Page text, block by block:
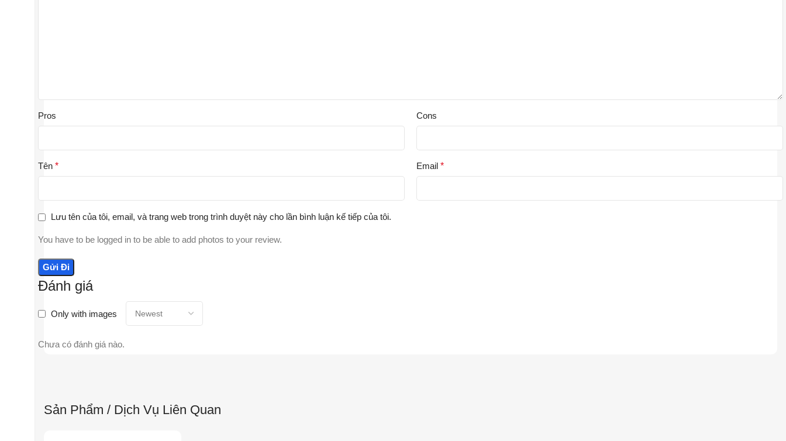
Đánh giá
Only with images
Chưa có đánh giá nào.
Pros Cons
Tên * Email *
Lưu tên của tôi, email, và trang web trong trình duyệt này cho lần bình luận kế tiếp của tôi.
You have to be logged in to be able to add photos to your review.
Sản Phẩm / Dịch Vụ Liên Quan